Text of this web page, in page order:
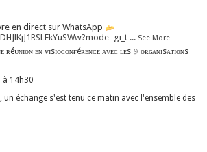
en direct sur WhatsApp
ʀéᴜɴɪᴏɴ ᴇɴ ᴠɪsɪᴏᴄᴏɴғéʀᴇɴᴄᴇ ᴀᴠᴇᴄ ʟᴇs 𝟿 ᴏʀɢᴀɴɪsᴀᴛɪᴏɴs
à 14h30
un échange s'est tenu ce matin avec l'ensemble des
... See More